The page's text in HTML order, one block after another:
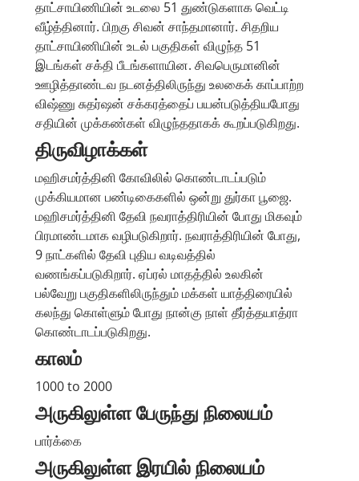
தாட்சாயிணியின் உடலை 51 துண்டுகளாக வெட்டி
வீழ்த்தினார். பிறகு சிவன் சாந்தமானார். சிதறிய
தாட்சாயிணியின் உடல் பகுதிகள் விழுந்த 51
இடங்கள் சக்தி பீடங்களாயின. சிவபெருமானின்
ஊழித்தாண்டவ நடனத்திலிருந்து உலகைக் காப்பாற்ற
விஷ்ணு சுதர்ஷன் சக்கரத்தைப் பயன்படுத்தியபோது
சதியின் முக்கண்கள் விழுந்ததாகக் கூறப்படுகிறது.
திருவிழாக்கள்
மஹிசமர்த்தினி கோவிலில் கொண்டாடப்படும்
முக்கியமான பண்டிகைகளில் ஒன்று துர்கா பூஜை.
மஹிசமர்த்தினி தேவி நவராத்திரியின் போது மிகவும்
பிரமாண்டமாக வழிபடுகிறார். நவராத்திரியின் போது,
9 நாட்களில் தேவி புதிய வடிவத்தில்
வணங்கப்படுகிறார். ஏப்ரல் மாதத்தில் உலகின்
பல்வேறு பகுதிகளிலிருந்தும் மக்கள் யாத்திரையில்
கலந்து கொள்ளும் போது நான்கு நாள் தீர்த்தயாத்ரா
கொண்டாடப்படுகிறது.
காலம்
1000 to 2000
அருகிலுள்ள பேருந்து நிலையம்
பார்க்கை
அருகிலுள்ள இரயில் நிலையம்